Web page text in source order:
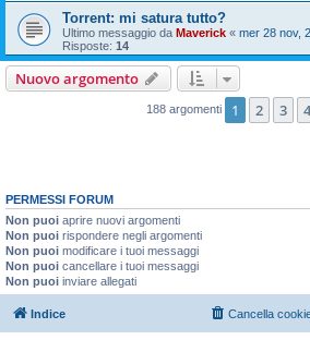
Torrent: mi satura tutto?
Ultimo messaggio da Maverick « mer 28 nov,
Risposte: 14
Nuovo argomento
188 argomenti 1 2 3 4
PERMESSI FORUM
Non puoi aprire nuovi argomenti
Non puoi rispondere negli argomenti
Non puoi modificare i tuoi messaggi
Non puoi cancellare i tuoi messaggi
Non puoi inviare allegati
Indice Cancella